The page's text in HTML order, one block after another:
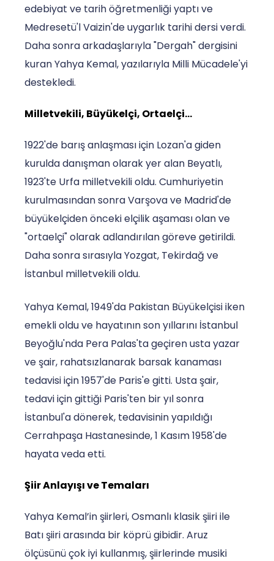
edebiyat ve tarih öğretmenliği yaptı ve
Medresetü'l Vaizin'de uygarlık tarihi dersi verdi.
Daha sonra arkadaşlarıyla "Dergah" dergisini
kuran Yahya Kemal, yazılarıyla Milli Mücadele'yi
destekledi.
Milletvekili, Büyükelçi, Ortaelçi…
1922'de barış anlaşması için Lozan'a giden
kurulda danışman olarak yer alan Beyatlı,
1923'te Urfa milletvekili oldu. Cumhuriyetin
kurulmasından sonra Varşova ve Madrid'de
büyükelçiden önceki elçilik aşaması olan ve
"ortaelçi" olarak adlandırılan göreve getirildi.
Daha sonra sırasıyla Yozgat, Tekirdağ ve
İstanbul milletvekili oldu.
Yahya Kemal, 1949'da Pakistan Büyükelçisi iken
emekli oldu ve hayatının son yıllarını İstanbul
Beyoğlu'nda Pera Palas'ta geçiren usta yazar
ve şair, rahatsızlanarak barsak kanaması
tedavisi için 1957'de Paris'e gitti. Usta şair,
tedavi için gittiği Paris'ten bir yıl sonra
İstanbul'a dönerek, tedavisinin yapıldığı
Cerrahpaşa Hastanesinde, 1 Kasım 1958'de
hayata veda etti.
Şiir Anlayışı ve Temaları
Yahya Kemal’in şiirleri, Osmanlı klasik şiiri ile
Batı şiiri arasında bir köprü gibidir. Aruz
ölçüsünü çok iyi kullanmış, şiirlerinde musiki